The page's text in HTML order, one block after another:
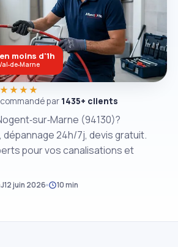
(94130)?
24h/7j, devis gratuit.
pour vos canalisations et
12 juin 2026 10 min
par 1435+ clients
moins d'1h